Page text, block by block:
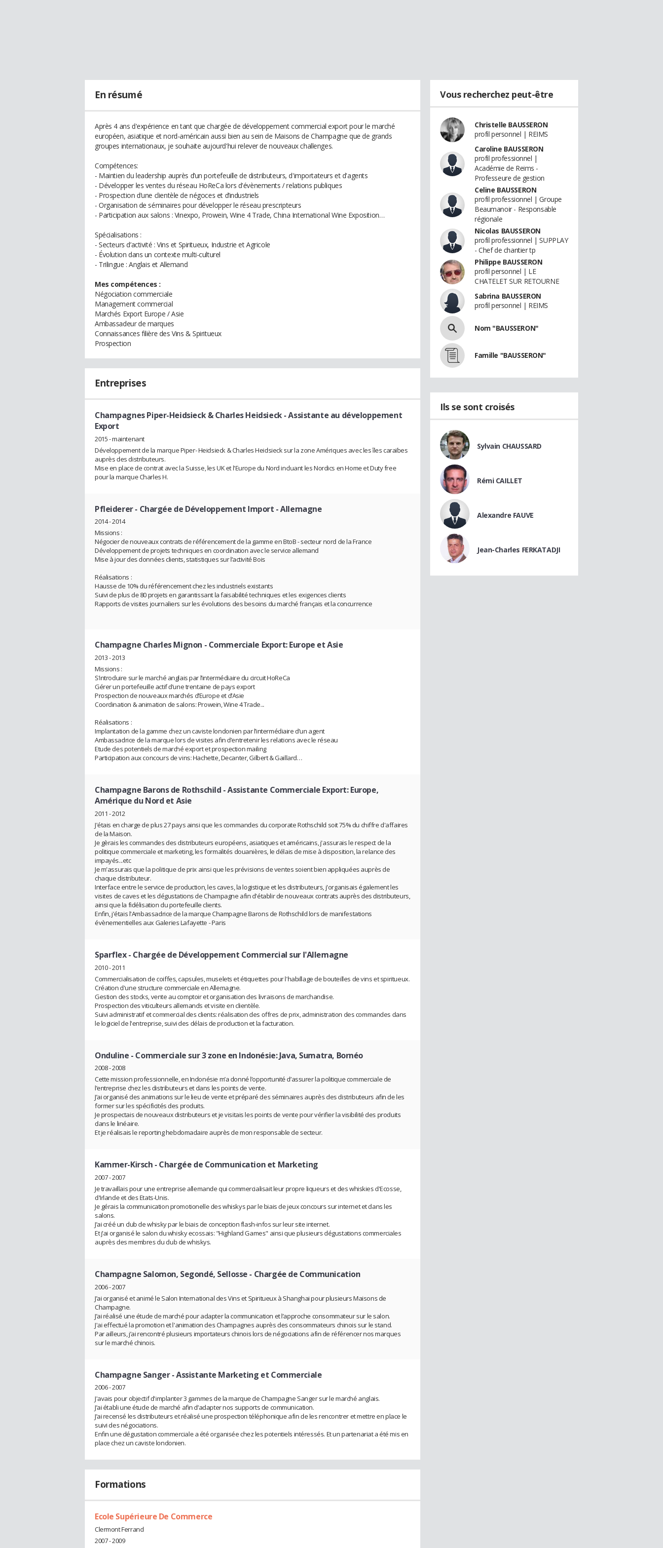
En résumé
Après 4 ans d'expérience en tant que chargée de développement commercial export pour le marché
européen, asiatique et nord-américain aussi bien au sein de Maisons de Champagne que de grands
groupes internationaux, je souhaite aujourd'hui relever de nouveaux challenges.
Compétences:
- Maintien du leadership auprès d’un portefeuille de distributeurs, d'importateurs et d'agents
- Développer les ventes du réseau HoReCa lors d'évènements / relations publiques
- Prospection d’une clientèle de négoces et d’industriels
- Organisation de séminaires pour développer le réseau prescripteurs
- Participation aux salons : Vinexpo, Prowein, Wine 4 Trade, China International Wine Exposition…
Spécialisations :
- Secteurs d’activité : Vins et Spiritueux, Industrie et Agricole
- Évolution dans un contexte multi-culturel
- Trilingue : Anglais et Allemand
Mes compétences :
Négociation commerciale
Management commercial
Marchés Export Europe / Asie
Ambassadeur de marques
Connaissances filière des Vins & Spiritueux
Prospection
Entreprises
Champagnes Piper-Heidsieck & Charles Heidsieck- Assistante au développement
Export
2015 - maintenant
Développement de la marque Piper- Heidsieck & Charles Heidsieck sur la zone Amériques avec les îles caraïbes
auprès des distributeurs.
Mise en place de contrat avec la Suisse, les UK et l'Europe du Nord incluant les Nordics en Home et Duty free
pour la marque Charles H.
Pfleiderer- Chargée de Développement Import - Allemagne
2014 - 2014
Missions :
Négocier de nouveaux contrats de référencement de la gamme en BtoB - secteur nord de la France
Développement de projets techniques en coordination avec le service allemand
Mise à jour des données clients, statistiques sur l’activité Bois
Réalisations :
Hausse de 10% du référencement chez les industriels existants
Suivi de plus de 80 projets en garantissant la faisabilité techniques et les exigences clients
Rapports de visites journaliers sur les évolutions des besoins du marché français et la concurrence
Champagne Charles Mignon - Commerciale Export: Europe et Asie
2013 - 2013
Missions :
S’introduire sur le marché anglais par l’intermédiaire du circuit HoReCa
Gérer un portefeuille actif d’une trentaine de pays export
Prospection de nouveaux marchés d’Europe et d’Asie
Coordination & animation de salons: Prowein, Wine 4 Trade...
Réalisations :
Implantation de la gamme chez un caviste londonien par l’intermédiaire d’un agent
Ambassadrice de la marque lors de visites afin d’entretenir les relations avec le réseau
Etude des potentiels de marché export et prospection mailing
Participation aux concours de vins: Hachette, Decanter, Gilbert & Gaillard…
Champagne Barons de Rothschild - Assistante Commerciale Export: Europe,
Amérique du Nord et Asie
2011 - 2012
J'étais en charge de plus 27 pays ainsi que les commandes du corporate Rothschild soit 75% du chiffre d'affaires
de la Maison.
Je gèrais les commandes des distributeurs européens, asiatiques et américains, j'assurais le respect de la
politique commerciale et marketing, les formalités douanières, le délais de mise à disposition, la relance des
impayés...etc
Je m'assurais que la politique de prix ainsi que les prévisions de ventes soient bien appliquées auprès de
chaque distributeur.
Interface entre le service de production, les caves, la logistique et les distributeurs, j'organisais également les
visites de caves et les dégustations de Champagne afin d'établir de nouveaux contrats auprès des distributeurs,
ainsi que la fidélisation du portefeuille clients.
Enfin, j'étais l'Ambassadrice de la marque Champagne Barons de Rothschild lors de manifestations
évènementielles aux Galeries Lafayette - Paris
Sparflex- Chargée de Développement Commercial sur l'Allemagne
2010 - 2011
Commercialisation de coiffes, capsules, muselets et étiquettes pour l'habillage de bouteilles de vins et spiritueux.
Création d'une structure commerciale en Allemagne.
Gestion des stocks, vente au comptoir et organisation des livraisons de marchandise.
Prospection des viticulteurs allemands et visite en clientèle.
Suivi administratif et commercial des clients: réalisation des offres de prix, administration des commandes dans
le logiciel de l'entreprise, suivi des délais de production et la facturation.
Onduline - Commerciale sur 3 zone en Indonésie: Java, Sumatra, Bornéo
2008 - 2008
Cette mission professionnelle, en Indonésie m’a donné l’opportunité d’assurer la politique commerciale de
l’entreprise chez les distributeurs et dans les points de vente.
J’ai organisé des animations sur le lieu de vente et préparé des séminaires auprès des distributeurs afin de les
former sur les spécificités des produits.
Je prospectais de nouveaux distributeurs et je visitais les points de vente pour vérifier la visibilité des produits
dans le linéaire.
Et je réalisais le reporting hebdomadaire auprès de mon responsable de secteur.
Kammer-Kirsch - Chargée de Communication et Marketing
2007 - 2007
Je travaillais pour une entreprise allemande qui commercialisait leur propre liqueurs et des whiskies d'Ecosse,
d'Irlande et des Etats-Unis.
Je gérais la communication promotionelle des whiskys par le biais de jeux concours sur internet et dans les
salons.
J’ai créé un club de whisky par le biais de conception flash-infos sur leur site internet.
Et j’ai organisé le salon du whisky ecossais: "Highland Games" ainsi que plusieurs dégustations commerciales
auprès des membres du club de whiskys.
Champagne Salomon, Segondé, Sellosse - Chargée de Communication
2006 - 2007
J’ai organisé et animé le Salon International des Vins et Spiritueux à Shanghai pour plusieurs Maisons de
Champagne.
J’ai réalisé une étude de marché pour adapter la communication et l’approche consommateur sur le salon.
J'ai effectué la promotion et l'animation des Champagnes auprès des consommateurs chinois sur le stand.
Par ailleurs, j’ai rencontré plusieurs importateurs chinois lors de négociations afin de référencer nos marques
sur le marché chinois.
Champagne Sanger- Assistante Marketing et Commerciale
2006 - 2007
J'avais pour objectif d'implanter 3 gammes de la marque de Champagne Sanger sur le marché anglais.
J’ai établi une étude de marché afin d’adapter nos supports de communication.
J’ai recensé les distributeurs et réalisé une prospection téléphonique afin de les rencontrer et mettre en place le
suivi des négociations.
Enfin une dégustation commerciale a été organisée chez les potentiels intéressés. Et un partenariat a été mis en
place chez un caviste londonien.
Formations
Ecole Supérieure De Commerce
Clermont Ferrand
2007 - 2009
Vous recherchez peut-être
Christelle BAUSSERON
profil personnel | REIMS
Caroline BAUSSERON
profil professionnel |
Académie de Reims -
Professeure de gestion
Celine BAUSSERON
profil professionnel | Groupe
Beaumanoir - Responsable
régionale
Nicolas BAUSSERON
profil professionnel | SUPPLAY
- Chef de chantier tp
Philippe BAUSSERON
profil personnel | LE
CHATELET SUR RETOURNE
Sabrina BAUSSERON
profil personnel | REIMS
Nom "BAUSSERON"
Famille "BAUSSERON"
Ils se sont croisés
Sylvain CHAUSSARD
Rémi CAILLET
Alexandre FAUVE
Jean-Charles FERKATADJI